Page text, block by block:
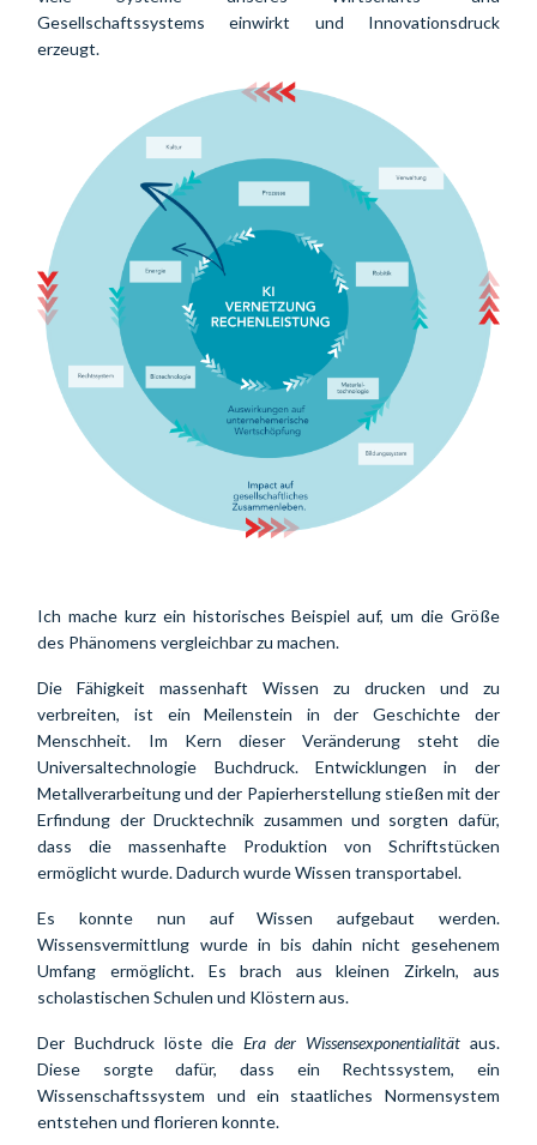
Gesellschaftssystems einwirkt und Innovationsdruck
erzeugt.
Ich mache kurz ein historisches Beispiel auf, um die Größe
des Phänomens vergleichbar zu machen.
Die Fähigkeit massenhaft Wissen zu drucken und zu
verbreiten, ist ein Meilenstein in der Geschichte der
Menschheit. Im Kern dieser Veränderung steht die
Universaltechnologie Buchdruck. Entwicklungen in der
Metallverarbeitung und der Papierherstellung stießen mit der
Erfindung der Drucktechnik zusammen und sorgten dafür,
dass die massenhafte Produktion von Schriftstücken
ermöglicht wurde. Dadurch wurde Wissen transportabel.
Es konnte nun auf Wissen aufgebaut werden.
Wissensvermittlung wurde in bis dahin nicht gesehenem
Umfang ermöglicht. Es brach aus kleinen Zirkeln, aus
scholastischen Schulen und Klöstern aus.
Der Buchdruck löste die Era der Wissensexponentialität aus.
Diese sorgte dafür, dass ein Rechtssystem, ein
Wissenschaftssystem und ein staatliches Normensystem
entstehen und florieren konnte.